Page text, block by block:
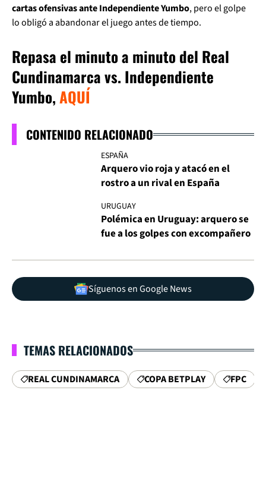
cartas ofensivas ante Independiente Yumbo, pero el golpe
lo obligó a abandonar el juego antes de tiempo.
Repasa el minuto a minuto del Real
Cundinamarca vs. Independiente
Yumbo,AQUÍ
CONTENIDO RELACIONADO
ESPAÑA
Arquero vio roja y atacó en el
rostro a un rival en España
URUGUAY
Polémica en Uruguay: arquero se
fue a los golpes con excompañero
Síguenos en Google News
TEMAS RELACIONADOS
REAL CUNDINAMARCA COPA BETPLAY FPC